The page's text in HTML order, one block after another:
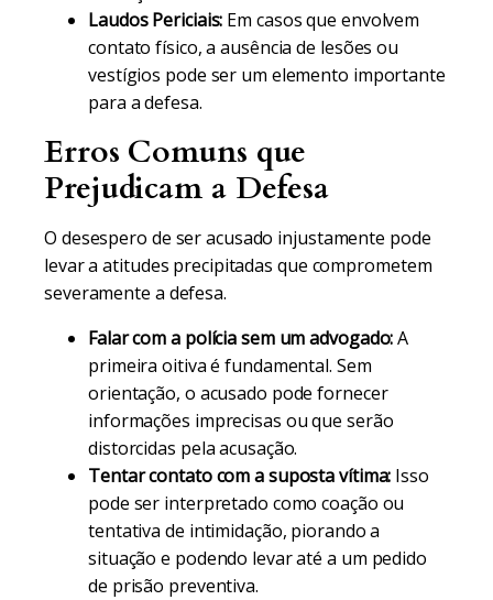
Laudos Periciais: Em casos que envolvem
contato físico, a ausência de lesões ou
vestígios pode ser um elemento importante
para a defesa.
Erros Comuns que
Prejudicam a Defesa
O desespero de ser acusado injustamente pode
levar a atitudes precipitadas que comprometem
severamente a defesa.
Falar com a polícia sem um advogado:A
primeira oitiva é fundamental. Sem
orientação, o acusado pode fornecer
informações imprecisas ou que serão
distorcidas pela acusação.
Tentar contato com a suposta vítima: Isso
pode ser interpretado como coação ou
tentativa de intimidação, piorando a
situação e podendo levar até a um pedido
de prisão preventiva.